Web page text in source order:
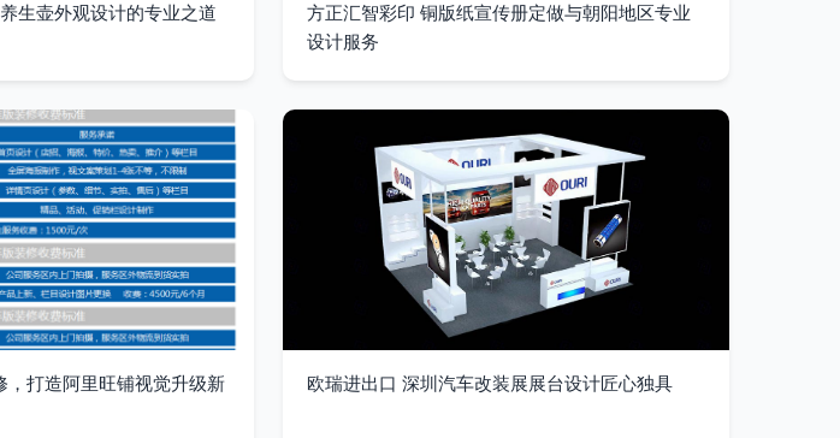
生壶外观设计的专业之道
方正汇智彩印 铜版纸宣传册定做与朝阳地区专业
设计服务
打造阿里旺铺视觉升级新
欧瑞进出口 深圳汽车改装展展台设计匠心独具